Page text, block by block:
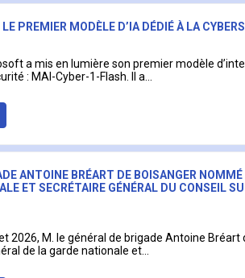
PREMIER MODÈLE D’IA DÉDIÉ À LA
a mis en lumière son premier modèle
: MAI-Cyber-1-Flash. Il a...
ANTOINE BRÉART DE BOISANGER
ET SECRÉTAIRE GÉNÉRAL DU CONSEIL
2026, M. le général de brigade Antoine Bréart
de la garde nationale et...